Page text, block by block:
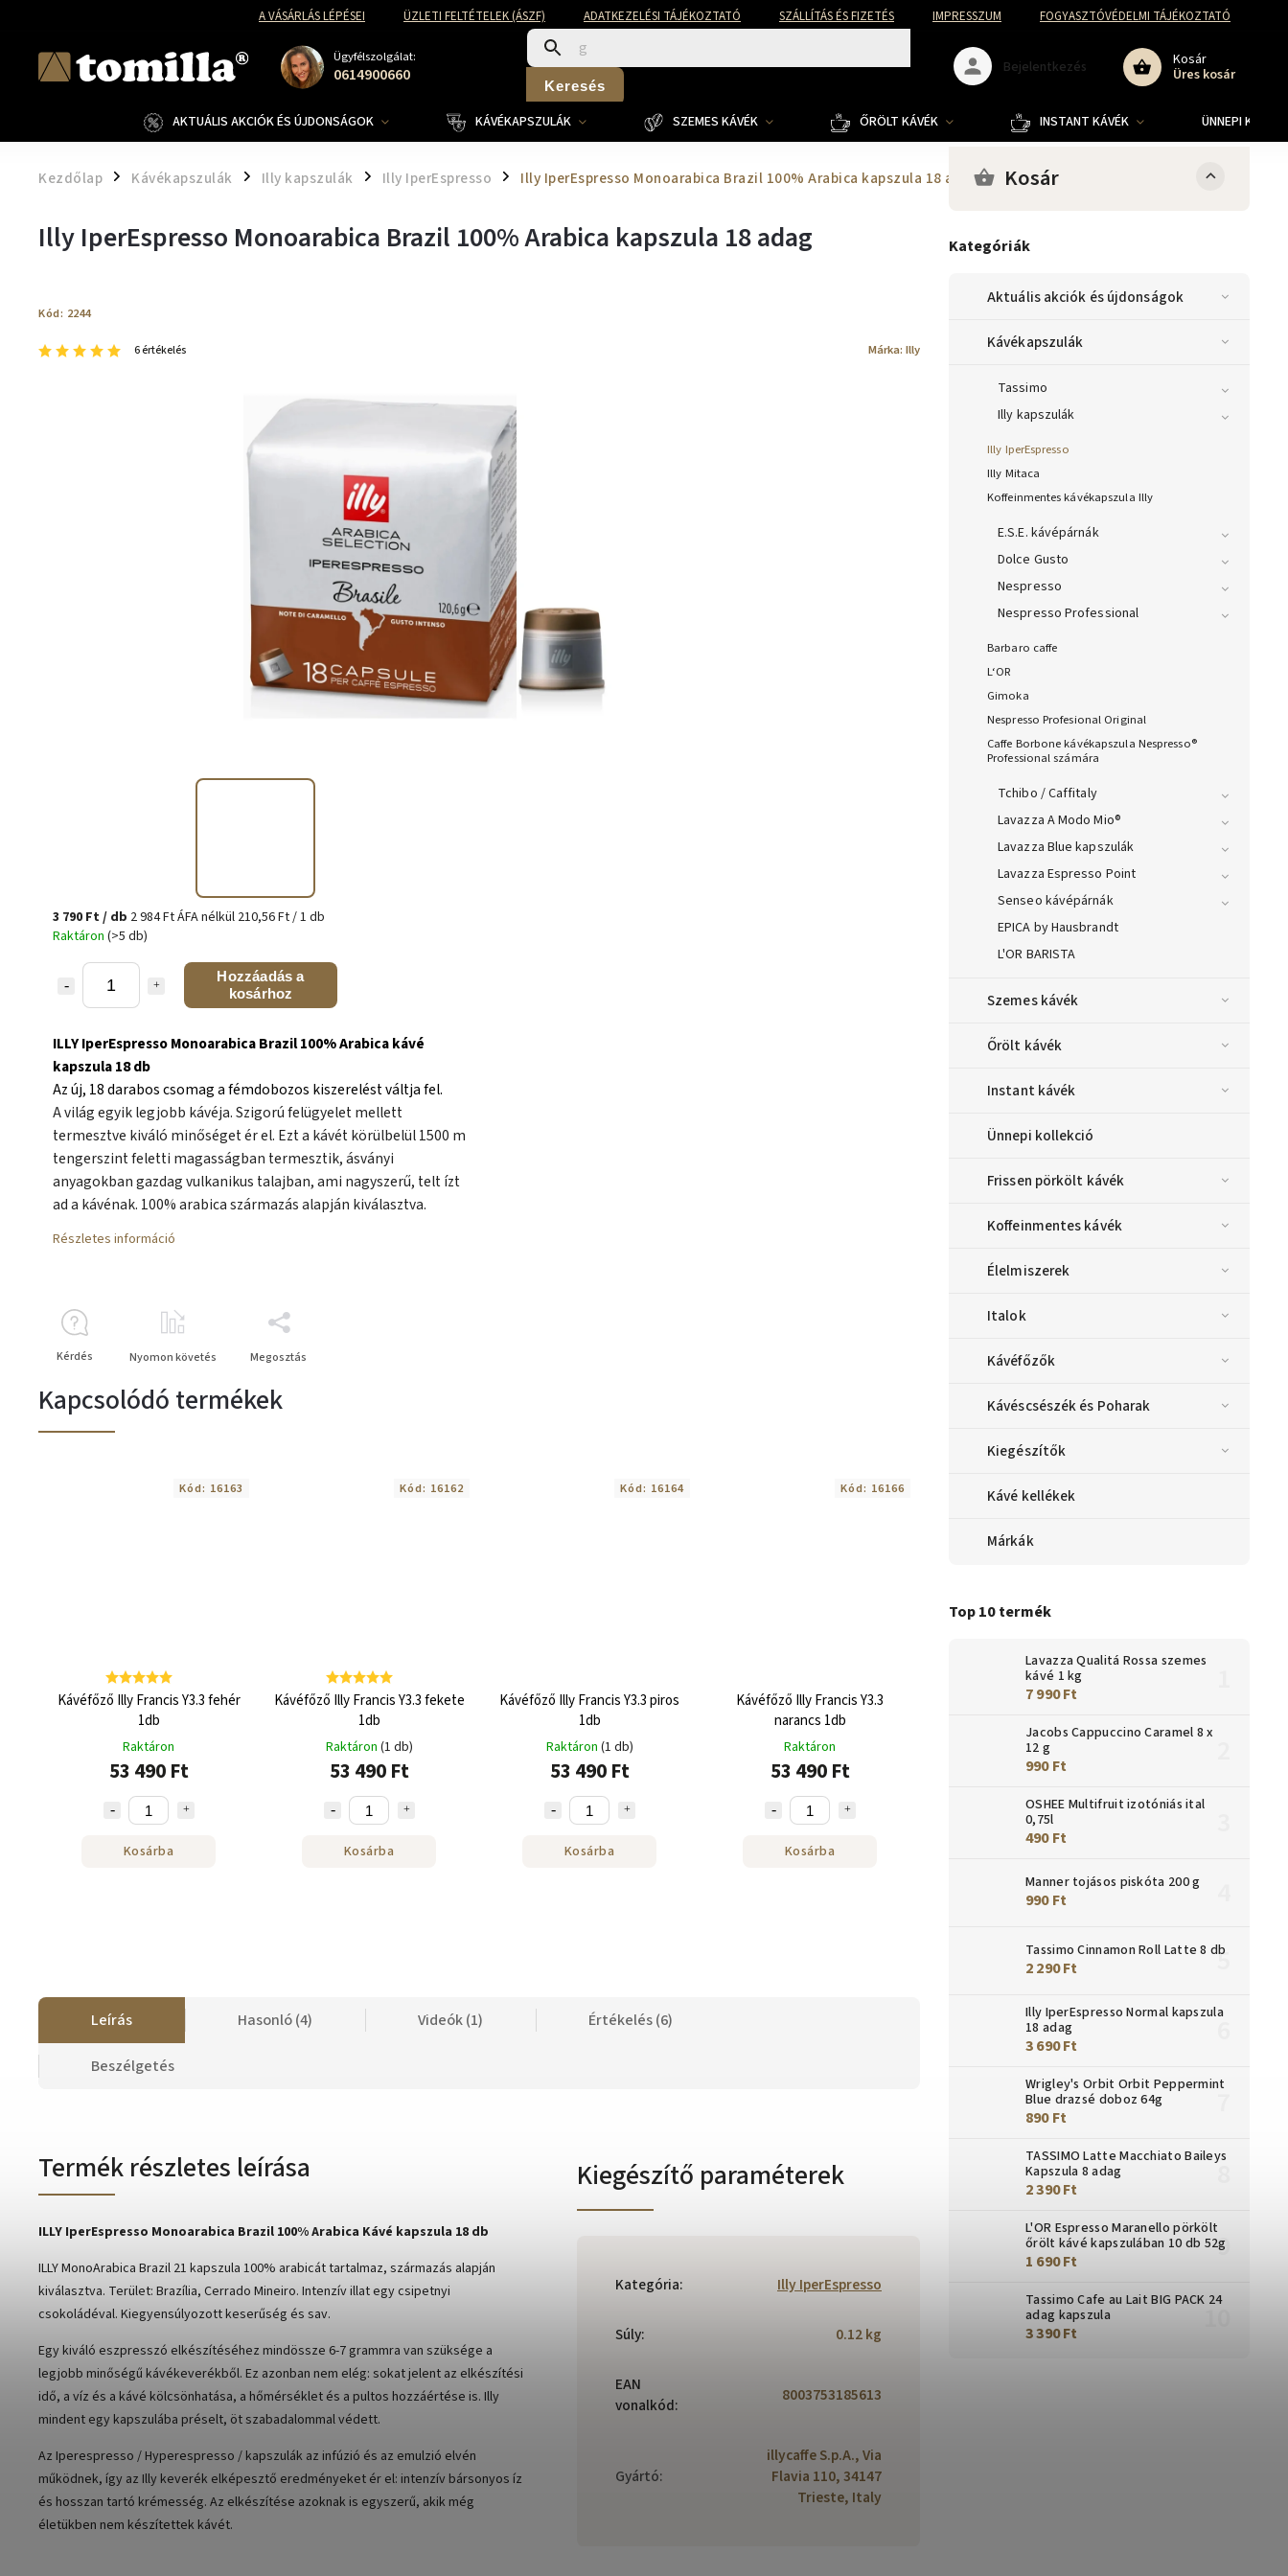
A VÁSÁRLÁS LÉPÉSEI ÜZLETI FELTÉTELEK (ÁSZF) ADATKEZELÉSI TÁJÉKOZTATÓ SZÁLLÍTÁS ÉS FIZETÉS IMPRESSZUM FOGYASZTÓVÉDELMI TÁJÉKOZTATÓ
Ügyfélszolgálat:
0614900660 Keresés
Kosár
Üres kosár
Bejelentkezés
AKTUÁLIS AKCIÓK ÉS ÚJDONSÁGOK KÁVÉKAPSZULÁK SZEMES KÁVÉK ŐRÖLT KÁVÉK INSTANT KÁVÉK ÜNNEPI
Kezdőlap / Kávékapszulák / Illy kapszulák / Illy IperEspresso / Illy IperEspresso Monoarabica Brazil 100% Arabica kapszula 18 adag Kosár
Kategóriák
Aktuális akciók és újdonságok
Kávékapszulák
Tassimo
Illy kapszulák
Illy IperEspresso
Illy Mitaca
Koffeinmentes kávékapszula Illy
E.S.E. kávépárnák
Dolce Gusto
Nespresso
Nespresso Professional
Barbaro caffe
L‘OR
Gimoka
Nespresso Profesional Original
Caffe Borbone kávékapszula Nespresso®
Professional számára
Tchibo / Caffitaly
Lavazza A Modo Mio®
Lavazza Blue kapszulák
Lavazza Espresso Point
Senseo kávépárnák
EPICA by Hausbrandt
L'OR BARISTA
Szemes kávék
Őrölt kávék
Instant kávék
Ünnepi kollekció
Frissen pörkölt kávék
Koffeinmentes kávék
Élelmiszerek
Italok
Kávéfőzők
Kávéscsészék és Poharak
Kiegészítők
Kávé kellékek
Márkák
Top 10 termék
Lavazza Qualitá Rossa szemes
kávé 1 kg
7 990 Ft
Jacobs Cappuccino Caramel 8 x
12 g
990 Ft
OSHEE Multifruit izotóniás ital
0,75l
490 Ft
Manner tojásos piskóta 200 g
990 Ft
Tassimo Cinnamon Roll Latte 8 db
2 290 Ft
Illy IperEspresso Normal kapszula
18 adag
3 690 Ft
Wrigley's Orbit Orbit Peppermint
Blue drazsé doboz 64g
890 Ft
TASSIMO Latte Macchiato Baileys
Kapszula 8 adag
2 390 Ft
L'OR Espresso Maranello pörkölt
őrölt kávé kapszulában 10 db 52g
1 690 Ft
Tassimo Cafe au Lait BIG PACK 24
adag kapszula
3 390 Ft
Illy IperEspresso Monoarabica Brazil 100% Arabica kapszula 18 adag
Kód: 2244
6 értékelés Márka: Illy
3 790 Ft/ db 2 984 Ft ÁFA nélkül 210,56 Ft / 1 db
Raktáron (>5 db)
Hozzáadás a
kosárhoz
ILLY IperEspresso Monoarabica Brazil 100% Arabica kávé
kapszula 18 db
Az új, 18 darabos csomag a fémdobozos kiszerelést váltja fel.
A világ egyik legjobb kávéja. Szigorú felügyelet mellett
termesztve kiváló minőséget ér el. Ezt a kávét körülbelül 1500 m
tengerszint feletti magasságban termesztik, ásványi
anyagokban gazdag vulkanikus talajban, ami nagyszerű, telt ízt
ad a kávénak. 100% arabica származás alapján kiválasztva.
Részletes információ
Kérdés Nyomon követés Megosztás
Kapcsolódó termékek
Kávéfőző Illy Francis Y3.3 fehér
1db
Raktáron
53 490 Ft
Kosárba
Kód: 16163
Kávéfőző Illy Francis Y3.3 fekete
1db
Raktáron (1 db)
53 490 Ft
Kosárba
Kód: 16162
Kávéfőző Illy Francis Y3.3 piros
1db
Raktáron (1 db)
53 490 Ft
Kosárba
Kód: 16164
Kávéfőző Illy Francis Y3.3
narancs 1db
Raktáron
53 490 Ft
Kosárba
Kód: 16166
Leírás Hasonló (4) Videók (1) Értékelés (6)
Beszélgetés
Termék részletes leírása
ILLY IperEspresso Monoarabica Brazil 100% Arabica Kávé kapszula 18 db
ILLY MonoArabica Brazil 21 kapszula 100% arabicát tartalmaz, származás alapján
kiválasztva. Terület: Brazília, Cerrado Mineiro. Intenzív illat egy csipetnyi
csokoládéval. Kiegyensúlyozott keserűség és sav.
Egy kiváló eszpresszó elkészítéséhez mindössze 6-7 grammra van szüksége a
legjobb minőségű kávékeverékből. Ez azonban nem elég: sokat jelent az elkészítési
idő, a víz és a kávé kölcsönhatása, a hőmérséklet és a pultos hozzáértése is. Illy
mindent egy kapszulába préselt, öt szabadalommal védett.
Az Iperespresso / Hyperespresso / kapszulák az infúzió és az emulzió elvén
működnek, így az Illy keverék elképesztő eredményeket ér el: intenzív bársonyos íz
és hosszan tartó krémesség. Az elkészítése azoknak is egyszerű, akik még
életükben nem készítettek kávét.
Kiegészítő paraméterek
Kategória: Illy IperEspresso
Súly: 0.12 kg
EAN
vonalkód: 8003753185613
Gyártó:
illycaffe S.p.A., Via
Flavia 110, 34147
Trieste, Italy